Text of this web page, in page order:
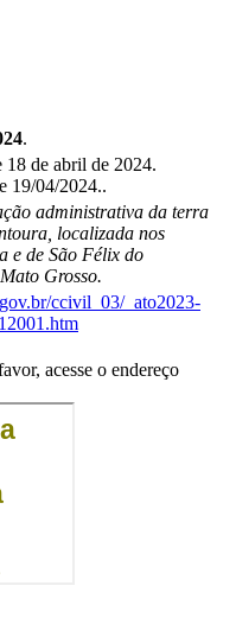
.
18 de abril de 2024.
19/04/2024..
administrativa da terra
localizada nos
e de São Félix do
Grosso.
ccivil_03/_ato2023-
acesse o endereço